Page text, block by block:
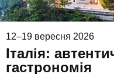
12–19 вересня 2026
Італія:
гастрономія